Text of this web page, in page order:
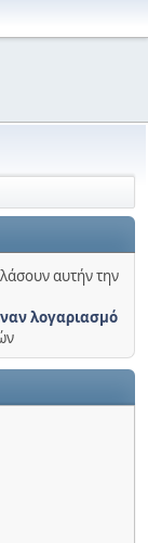
αυτήν την
λογαριασμό